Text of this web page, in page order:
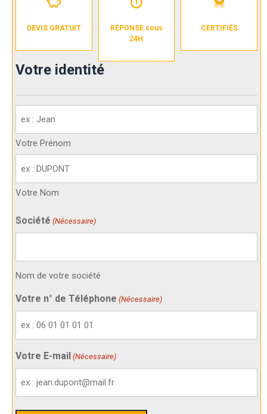
DEVIS GRATUIT
RÉPONSE sous
24H
CERTIFIÉS
Votre identité
identité
(Nécessaire)
Votre Prénom
Votre Nom
Société (Nécessaire)
Nom de votre société
Votre n° de Téléphone (Nécessaire)
Votre E-mail (Nécessaire)